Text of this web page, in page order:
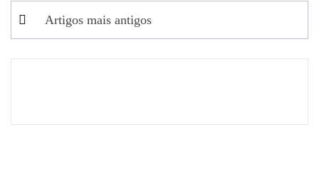
Navegação
de
Artigos mais antigos